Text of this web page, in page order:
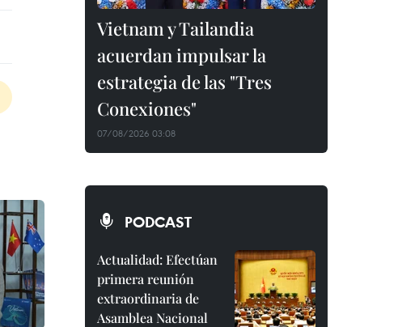
Vietnam y Tailandia
acuerdan impulsar la
estrategia de las "Tres
Conexiones"
07/08/2026 03:08
PODCAST
Actualidad: Efectúan
primera reunión
extraordinaria de
Asamblea Nacional